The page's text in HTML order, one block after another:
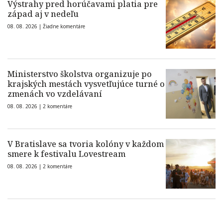
Výstrahy pred horúčavami platia pre
západ aj v nedeľu
08. 08. 2026 | Žiadne komentáre
Ministerstvo školstva organizuje po
krajských mestách vysvetľujúce turné o
zmenách vo vzdelávaní
08. 08. 2026 | 2 komentáre
V Bratislave sa tvoria kolóny v každom
smere k festivalu Lovestream
08. 08. 2026 | 2 komentáre